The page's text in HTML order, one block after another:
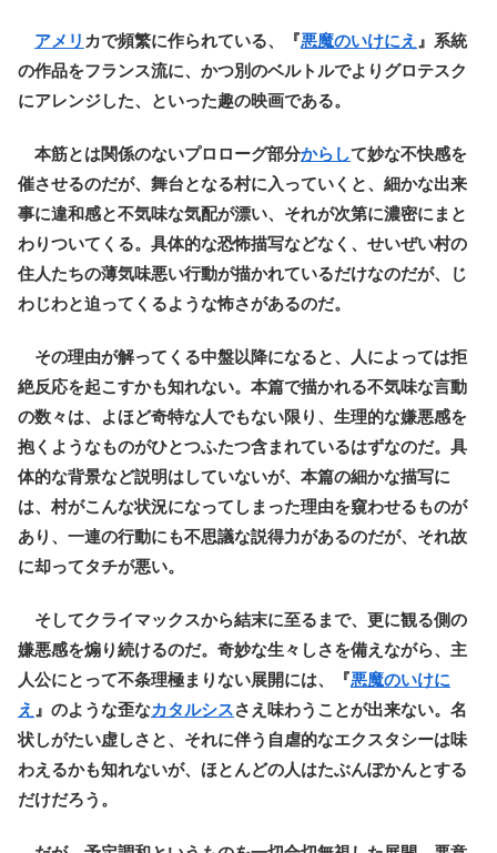
アメリ カで頻繁に作られている、『悪魔のいけにえ 』系統
の作品をフランス流に、かつ別のベルトルでよりグロテスク
にアレンジした、といった趣の映画である。
本筋とは関係のないプロローグ部分からして妙な不快感を
催させるのだが、舞台となる村に入っていくと、細かな出来
事に違和感と不気味な気配が漂い、それが次第に濃密にまと
わりついてくる。具体的な恐怖描写などなく、せいぜい村の
住人たちの薄気味悪い行動が描かれているだけなのだが、じ
わじわと迫ってくるような怖さがあるのだ。
その理由が解ってくる中盤以降になると、人によっては拒
絶反応を起こすかも知れない。本篇で描かれる不気味な言動
の数々は、よほど奇特な人でもない限り、生理的な嫌悪感を
抱くようなものがひとつふたつ含まれているはずなのだ。具
体的な背景など説明はしていないが、本篇の細かな描写に
は、村がこんな状況になってしまった理由を窺わせるものが
あり、一連の行動にも不思議な説得力があるのだが、それ故
に却ってタチが悪い。
そしてクライマックスから結末に至るまで、更に観る側の
嫌悪感を煽り続けるのだ。奇妙な生々しさを備えながら、主
人公にとって不条理極まりない展開には、『悪魔のいけに
え 』のような歪なカタルシスさえ味わうことが出来ない。名
状しがたい虚しさと、それに伴う自虐的なエクスタシーは味
わえるかも知れないが、ほとんどの人はたぶんぽかんとする
だけだろう。